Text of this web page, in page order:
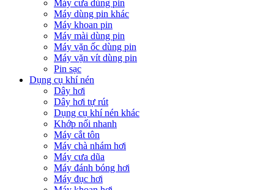
Máy cưa dùng pin
Máy dùng pin khác
Máy khoan pin
Máy mài dùng pin
Máy vặn ốc dùng pin
Máy vặn vít dùng pin
Pin sạc
Dụng cụ khí nén
Dây hơi
Dây hơi tự rút
Dụng cụ khí nén khác
Khớp nối nhanh
Máy cắt tôn
Máy chà nhám hơi
Máy cưa dũa
Máy đánh bóng hơi
Máy đục hơi